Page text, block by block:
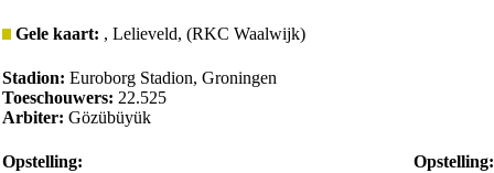
Gele kaart: , Lelieveld, (RKC Waalwijk)
Stadion: Euroborg Stadion, Groningen
Toeschouwers: 22.525
Arbiter: Gözübüyük
Opstelling:
Opstelling: